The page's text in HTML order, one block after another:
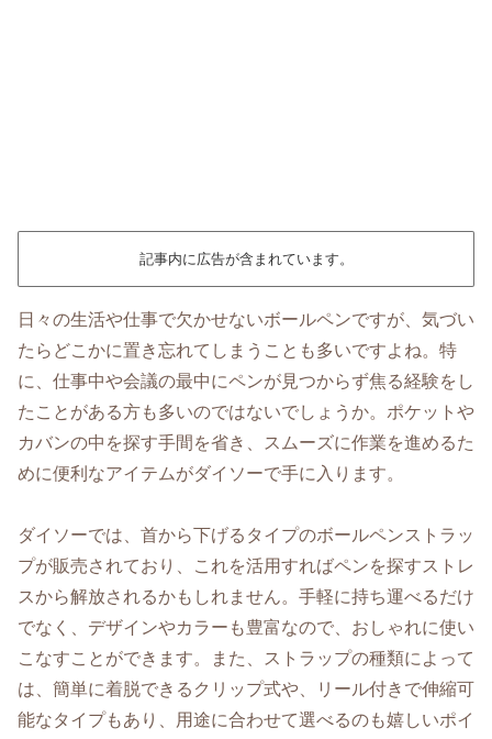
記事内に広告が含まれています。
日々の生活や仕事で欠かせないボールペンですが、気づい
たらどこかに置き忘れてしまうことも多いですよね。特
に、仕事中や会議の最中にペンが見つからず焦る経験をし
たことがある方も多いのではないでしょうか。ポケットや
カバンの中を探す手間を省き、スムーズに作業を進めるた
めに便利なアイテムがダイソーで手に入ります。
ダイソーでは、首から下げるタイプのボールペンストラッ
プが販売されており、これを活用すればペンを探すストレ
スから解放されるかもしれません。手軽に持ち運べるだけ
でなく、デザインやカラーも豊富なので、おしゃれに使い
こなすことができます。また、ストラップの種類によって
は、簡単に着脱できるクリップ式や、リール付きで伸縮可
能なタイプもあり、用途に合わせて選べるのも嬉しいポイ